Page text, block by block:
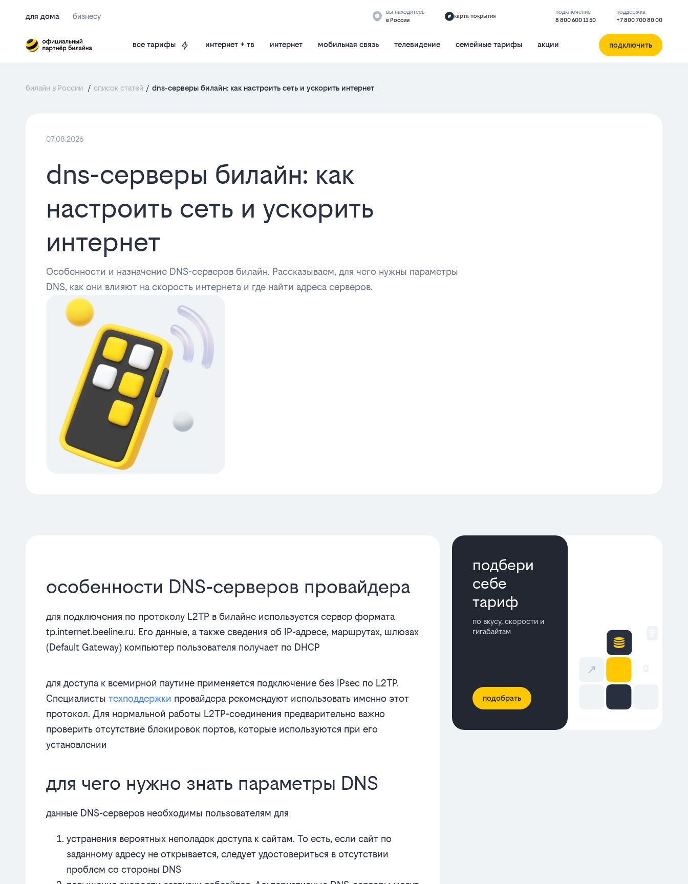
для дома бизнесу
вы находитесь
в России
карта покрытия
подключение
8 800 600 11 50
поддержка
+7 800 700 80 00
все тарифы интернет + тв интернет мобильная связь телевидение семейные тарифы акции подключить
билайн в России / список статей / dns-серверы билайн: как настроить сеть и ускорить интернет
07.08.2026
dns-серверы билайн: как
настроить сеть и ускорить
интернет
Особенности и назначение DNS-серверов билайн. Рассказываем, для чего нужны параметры
DNS, как они влияют на скорость интернета и где найти адреса серверов.
особенности DNS-серверов провайдера
для подключения по протоколу L2TP в билайне используется сервер формата
tp.internet.beeline.ru. Его данные, а также сведения об IP-адресе, маршрутах, шлюзах
(Default Gateway) компьютер пользователя получает по DHCP
для доступа к всемирной паутине применяется подключение без IPsec по L2TP.
Специалисты техподдержки провайдера рекомендуют использовать именно этот
протокол. Для нормальной работы L2TP-соединения предварительно важно
проверить отсутствие блокировок портов, которые используются при его
установлении
для чего нужно знать параметры DNS
данные DNS-серверов необходимы пользователям для
устранения вероятных неполадок доступа к сайтам. То есть, если сайт по
заданному адресу не открывается, следует удостовериться в отсутствии
проблем со стороны DNS
подбери
себе
тариф
по вкусу, скорости и
гигабайтам
подобрать